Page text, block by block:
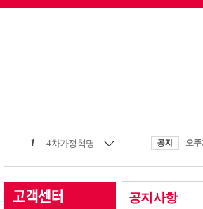
1 4차가정혁명
공지사항